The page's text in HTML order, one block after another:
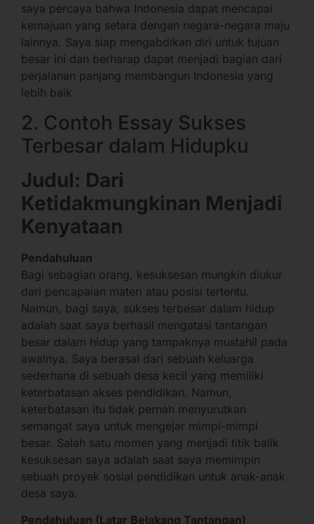
saya percaya bahwa Indonesia dapat mencapai
kemajuan yang setara dengan negara-negara maju
lainnya. Saya siap mengabdikan diri untuk tujuan
besar ini dan berharap dapat menjadi bagian dari
perjalanan panjang membangun Indonesia yang
lebih baik.
2. Contoh Essay Sukses
Terbesar dalam Hidupku
Judul: Dari
Ketidakmungkinan Menjadi
Kenyataan
Pendahuluan
Bagi sebagian orang, kesuksesan mungkin diukur
dari pencapaian materi atau posisi tertentu.
Namun, bagi saya, sukses terbesar dalam hidup
adalah saat saya berhasil mengatasi tantangan
besar dalam hidup yang tampaknya mustahil pada
awalnya. Saya berasal dari sebuah keluarga
sederhana di sebuah desa kecil yang memiliki
keterbatasan akses pendidikan. Namun,
keterbatasan itu tidak pernah menyurutkan
semangat saya untuk mengejar mimpi-mimpi
besar. Salah satu momen yang menjadi titik balik
kesuksesan saya adalah saat saya memimpin
sebuah proyek sosial pendidikan untuk anak-anak
desa saya.
Pendahuluan (Latar Belakang Tantangan)